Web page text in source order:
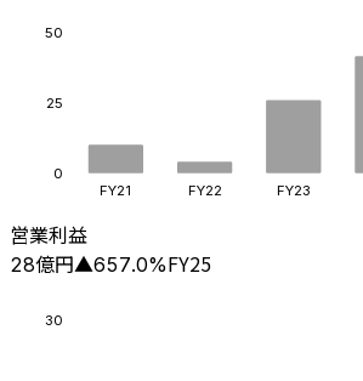
0
25
50
FY21 FY22 FY23
営業利益
28億円▲657.0%FY25
30